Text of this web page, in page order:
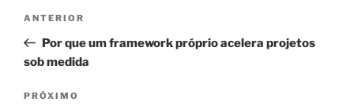
Post
Post
anterior
ANTERIOR
Por que um framework próprio acelera projetos
sob medida
Próximo
PRÓXIMO